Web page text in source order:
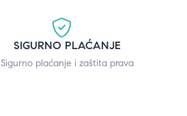
SIGURNO PLAĆANJE
Sigurno plaćanje i zaštita prava